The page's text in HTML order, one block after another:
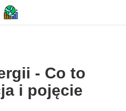
- Co to
i pojęcie